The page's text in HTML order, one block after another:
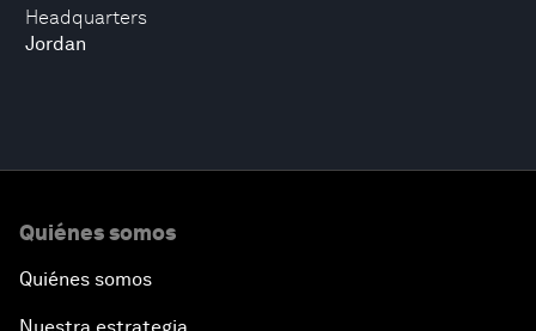
Headquarters
Jordan
Quiénes somos
Quiénes somos